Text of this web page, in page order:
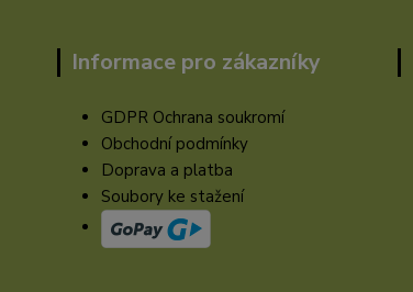
Informace pro zákazníky
GDPR Ochrana soukromí
Obchodní podmínky
Doprava a platba
Soubory ke stažení